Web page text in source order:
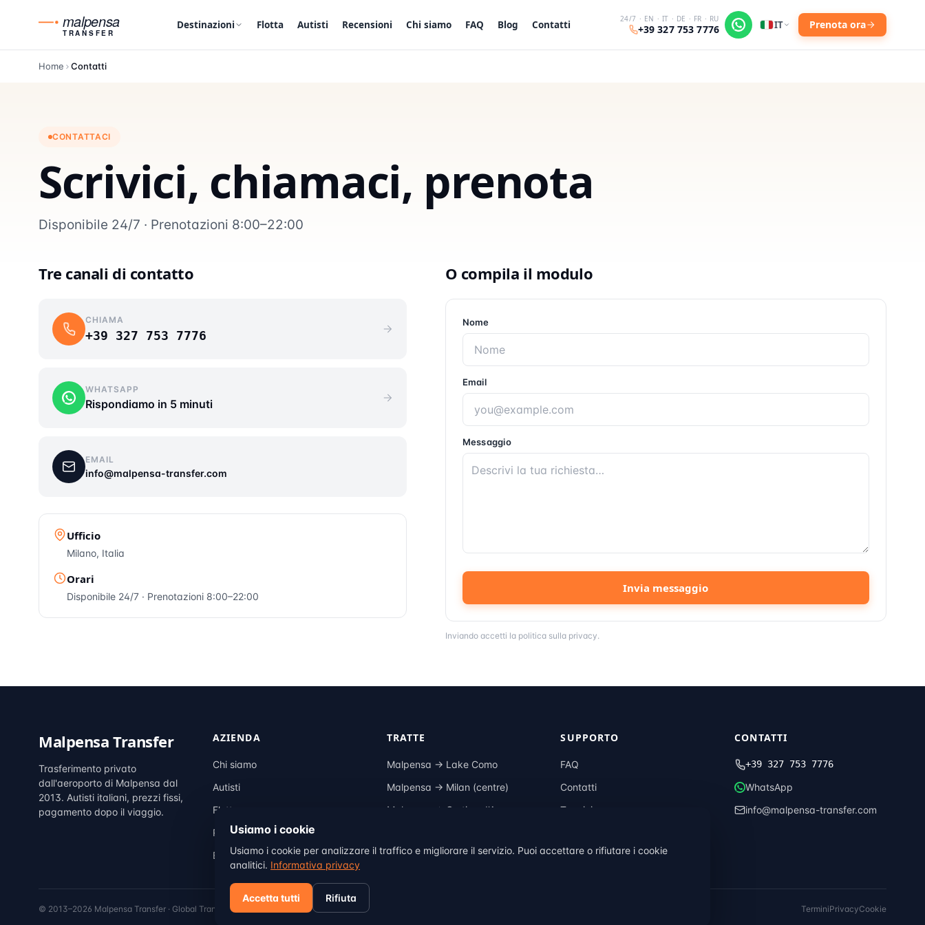
malpensa
TRANSFER
Destinazioni Flotta Autisti Recensioni Chi siamo FAQ Blog Contatti 24/7 · EN · IT · DE · FR · RU
+39 327 753 7776 IT Prenota ora
Home Contatti
CONTATTACI
Scrivici, chiamaci, prenota
Disponibile 24/7 · Prenotazioni 8:00–22:00
Tre canali di contatto
CHIAMA
+39 327 753 7776
WHATSAPP
Rispondiamo in 5 minuti
EMAIL
info@malpensa-transfer.com
Ufficio
Milano, Italia
Orari
Disponibile 24/7 · Prenotazioni 8:00–22:00
O compila il modulo
Nome
Email
Messaggio
Invia messaggio
Inviando accetti la politica sulla privacy.
Malpensa Transfer
Trasferimento privato
dall'aeroporto di Malpensa dal
2013. Autisti italiani, prezzi fissi,
pagamento dopo il viaggio.
AZIENDA
Chi siamo
Autisti
Flotta
Recensioni
Blog
TRATTE
Malpensa → Lake Como
Malpensa → Milan (centre)
Malpensa →
Cortina d'Ampezzo
Malpensa → Monte Carlo
SUPPORTO
FAQ
Contatti
Termini
Cookie
CONTATTI
+39 327 753 7776
WhatsApp
info@malpensa-transfer.com
© 2013–2026 Malpensa Transfer · Global Transfer Italia · TerminiPrivacyCookie
Usiamo i cookie
Usiamo i cookie per analizzare il traffico e migliorare il servizio. Puoi accettare o rifiutare i cookie
analitici. Informativa privacy
Accetta tutti Rifiuta